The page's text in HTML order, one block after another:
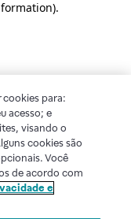
.
cookies para:
acesso; e
visando o
cookies são
Você
de acordo com
e